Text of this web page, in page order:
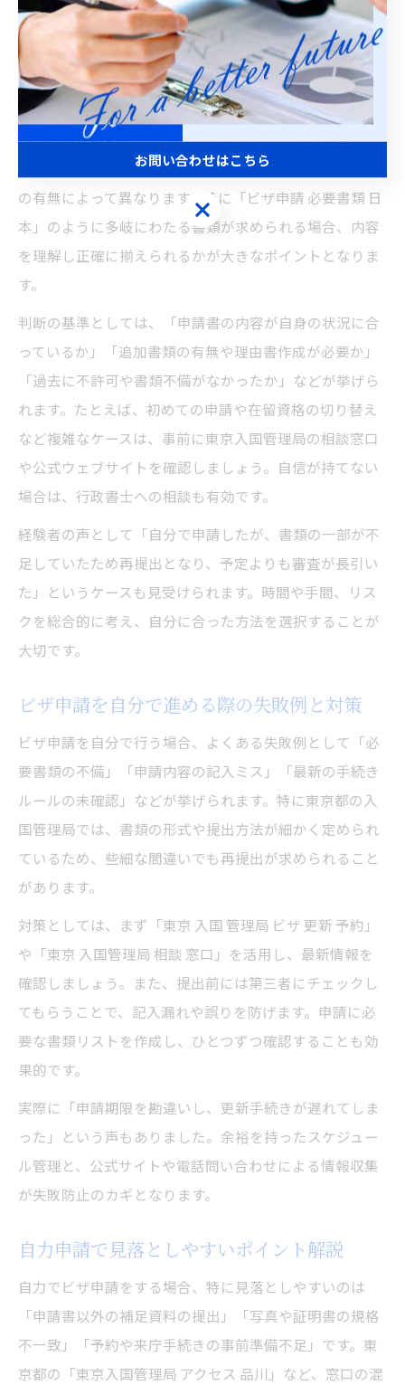
自力でのビザ申請が可能か判断する方法
東京都でビザ申請を検討する際、まず自分で手続きを進
めるべきか、専門家に依頼すべきかの判断が重要です。
自力申請が可能かどうかは、申請するビザの種類や過去
の更新歴、必要書類の複雑さ、そして日本語・法律知識
の有無によって異なります。特に「ビザ申請 必要書類 日
本」のように多岐にわたる書類が求められる場合、内容
を理解し正確に揃えられるかが大きなポイントとなりま
す。
判断の基準としては、「申請書の内容が自身の状況に合
っているか」「追加書類の有無や理由書作成が必要か」
「過去に不許可や書類不備がなかったか」などが挙げら
れます。たとえば、初めての申請や在留資格の切り替え
など複雑なケースは、事前に東京入国管理局の相談窓口
や公式ウェブサイトを確認しましょう。自信が持てない
場合は、行政書士への相談も有効です。
経験者の声として「自分で申請したが、書類の一部が不
足していたため再提出となり、予定よりも審査が長引い
た」というケースも見受けられます。時間や手間、リス
クを総合的に考え、自分に合った方法を選択することが
大切です。
ビザ申請を自分で進める際の失敗例と対策
ビザ申請を自分で行う場合、よくある失敗例として「必
要書類の不備」「申請内容の記入ミス」「最新の手続き
ルールの未確認」などが挙げられます。特に東京都の入
国管理局では、書類の形式や提出方法が細かく定められ
ているため、些細な間違いでも再提出が求められること
があります。
対策としては、まず「東京 入国 管理局 ビザ 更新 予約」
や「東京 入国管理局 相談 窓口」を活用し、最新情報を
確認しましょう。また、提出前には第三者にチェックし
てもらうことで、記入漏れや誤りを防げます。申請に必
要な書類リストを作成し、ひとつずつ確認することも効
果的です。
実際に「申請期限を勘違いし、更新手続きが遅れてしま
った」という声もありました。余裕を持ったスケジュー
ル管理と、公式サイトや電話問い合わせによる情報収集
が失敗防止のカギとなります。
自力申請で見落としやすいポイント解説
自力でビザ申請をする場合、特に見落としやすいのは
「申請書以外の補足資料の提出」「写真や証明書の規格
不一致」「予約や来庁手続きの事前準備不足」です。東
京都の「東京入国管理局 アクセス 品川」など、窓口の混
お問い合わせはこちら
お問い合わせはこちら